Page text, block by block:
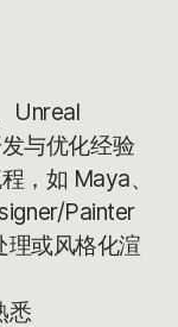
Unreal
与优化经验
，如 Maya、
Painter
理或风格化渲
悉